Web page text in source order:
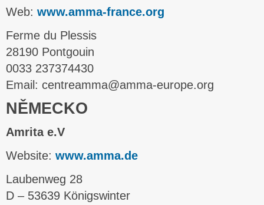
Web: www.amma-france.org
Ferme du Plessis
28190 Pontgouin
0033 237374430
Email: centreamma@amma-europe.org
NĚMECKO
Amrita e.V
Website: www.amma.de
Laubenweg 28
D – 53639 Königswinter